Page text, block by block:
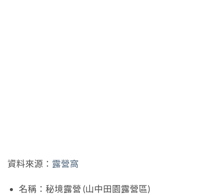
資料來源： 露營窩
名稱：秘境露營 (山中田園露營區)